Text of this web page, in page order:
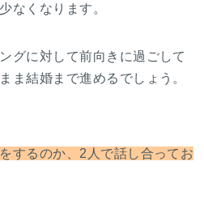
なくなります。
グに対して前向きに過ごして
ま結婚まで進めるでしょう。
するのか、2人で話し合ってお